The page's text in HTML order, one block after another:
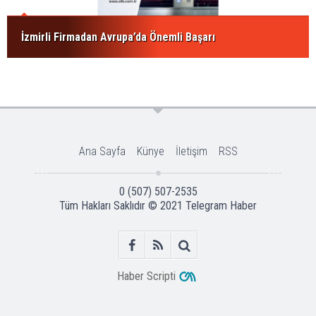
İzmirli Firmadan Avrupa’da Önemli Başarı
Ana Sayfa Künye İletişim RSS
0 (507) 507-2535
Tüm Hakları Saklıdır © 2021 Telegram Haber
Haber Scripti